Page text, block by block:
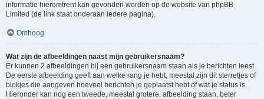
informatie hieromtrent kan gevonden worden op de website van phpBB
Limited (de link staat onderaan iedere pagina).
Omhoog
Wat zijn de afbeeldingen naast mijn gebruikersnaam?
Er kunnen 2 afbeeldingen bij een gebruikersnaam staan als je berichten leest.
De eerste afbeelding geeft aan welke rang je hebt, meestal zijn dit sterretjes of
blokjes die aangeven hoeveel berichten je geplaatst hebt of wat je status is.
Hieronder kan nog een tweede, meestal grotere, afbeelding staan, beter